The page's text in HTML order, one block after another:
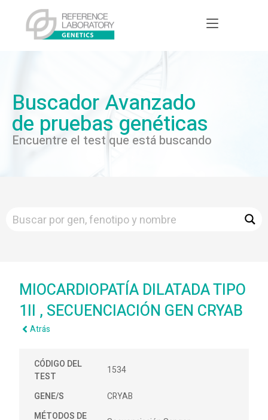
Buscador Avanzado
de pruebas genéticas
Encuentre el test que está buscando
MIOCARDIOPATÍA DILATADA TIPO
1II , SECUENCIACIÓN GEN CRYAB
Atrás
CÓDIGO DEL
TEST
1534
GENE/S
CRYAB
MÉTODOS DE